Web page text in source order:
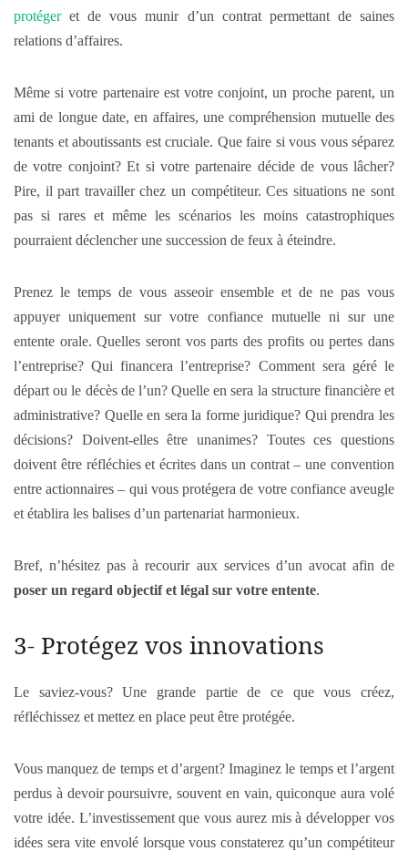
protégeret de vous munir d’un contrat permettant de saines
relations d’affaires.
Même si votre partenaire est votre conjoint, un proche parent, un
ami de longue date, en affaires, une compréhension mutuelle des
tenants et aboutissants est cruciale. Que faire si vous vous séparez
de votre conjoint? Et si votre partenaire décide de vous lâcher?
Pire, il part travailler chez un compétiteur. Ces situations ne sont
pas si rares et même les scénarios les moins catastrophiques
pourraient déclencher une succession de feux à éteindre.
Prenez le temps de vous asseoir ensemble et de ne pas vous
appuyer uniquement sur votre confiance mutuelle ni sur une
entente orale. Quelles seront vos parts des profits ou pertes dans
l’entreprise? Qui financera l’entreprise? Comment sera géré le
départ ou le décès de l’un? Quelle en sera la structure financière et
administrative? Quelle en sera la forme juridique? Qui prendra les
décisions? Doivent-elles être unanimes? Toutes ces questions
doivent être réfléchies et écrites dans un contrat – une convention
entre actionnaires – qui vous protégera de votre confiance aveugle
et établira les balises d’un partenariat harmonieux.
Bref, n’hésitez pas à recourir aux services d’un avocat afin de
poser un regard objectif et légal sur votre entente.
3- Protégez vos innovations
Le saviez-vous? Une grande partie de ce que vous créez,
réfléchissez et mettez en place peut être protégée.
Vous manquez de temps et d’argent? Imaginez le temps et l’argent
perdus à devoir poursuivre, souvent en vain, quiconque aura volé
votre idée. L’investissement que vous aurez mis à développer vos
idées sera vite envolé lorsque vous constaterez qu’un compétiteur